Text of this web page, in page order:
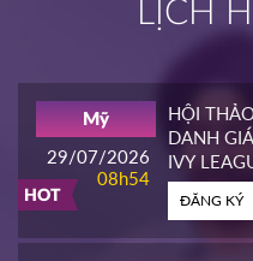
14h00
ĐĂNG KÝ
LỊCH
HOT
29/07/2026
08h54
Mỹ
HỘI
DANH
IVY
ĐĂNG KÝ